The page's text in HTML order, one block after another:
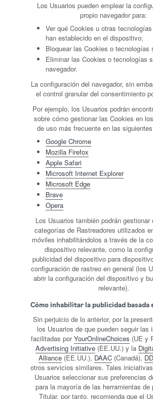
Los Usuarios pueden emplear la
propio navegador para:
Ver qué Cookies u otras
han establecido en el dispositivo;
Bloquear las Cookies o tecnologías
Eliminar las Cookies o tecnologías
navegador.
La configuración del navegador, sin
el control granular del consentimiento
Por ejemplo, los Usuarios podrán
sobre cómo gestionar las Cookies en
de uso más frecuente en las
Google Chrome
Mozilla Firefox
Apple Safari
Microsoft Internet Explorer
Microsoft Edge
Brave
Opera
Los Usuarios también podrán gestionar
categorías de Rastreadores utilizados
móviles inhabilitándolos a través de la
dispositivo relevante, como la
publicidad del dispositivo para
configuración de rastreo en general (los
abrir la configuración del dispositivo y
relevante).
Cómo inhabilitar la publicidad basada
Sin perjuicio de lo anterior, por la
los Usuarios de que pueden seguir las
facilitadas porYourOnlineChoices (UE y
Advertising Initiative (EE.UU.) y la
Alliance(EE.UU.), DAAC(Canadá),
otros servicios similares. Tales
Usuarios seleccionar sus preferencias
para la mayoría de las herramientas de
Titular, por tanto, recomienda que el